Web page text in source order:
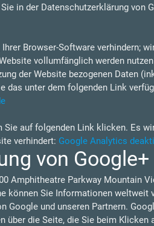
in der Datenschutzerklärung von
Browser-Software verhindern;
vollumfänglich werden
der Website bezogenen Daten
das unter dem folgenden Link
auf folgenden Link klicken. Es
verhindert: Google Analytics
von Google+
Amphitheatre Parkway Mountain
können Sie Informationen weltweit
Google und unseren Partnern.
die Seite, die Sie beim Klicken